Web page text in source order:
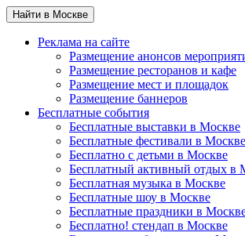
Найти в Москве
Реклама на сайте
Размещение анонсов
Размещение ресторанов и кафе
Размещение мест и площадок
Размещение баннеров
Бесплатные события
Бесплатные выставки в Москве
Бесплатные фестивали в Москве
Бесплатно с детьми в Москве
Бесплатный активный отдых в
Бесплатная музыка в Москве
Бесплатные шоу в Москве
Бесплатные праздники в
Бесплатно! стендап в Москве